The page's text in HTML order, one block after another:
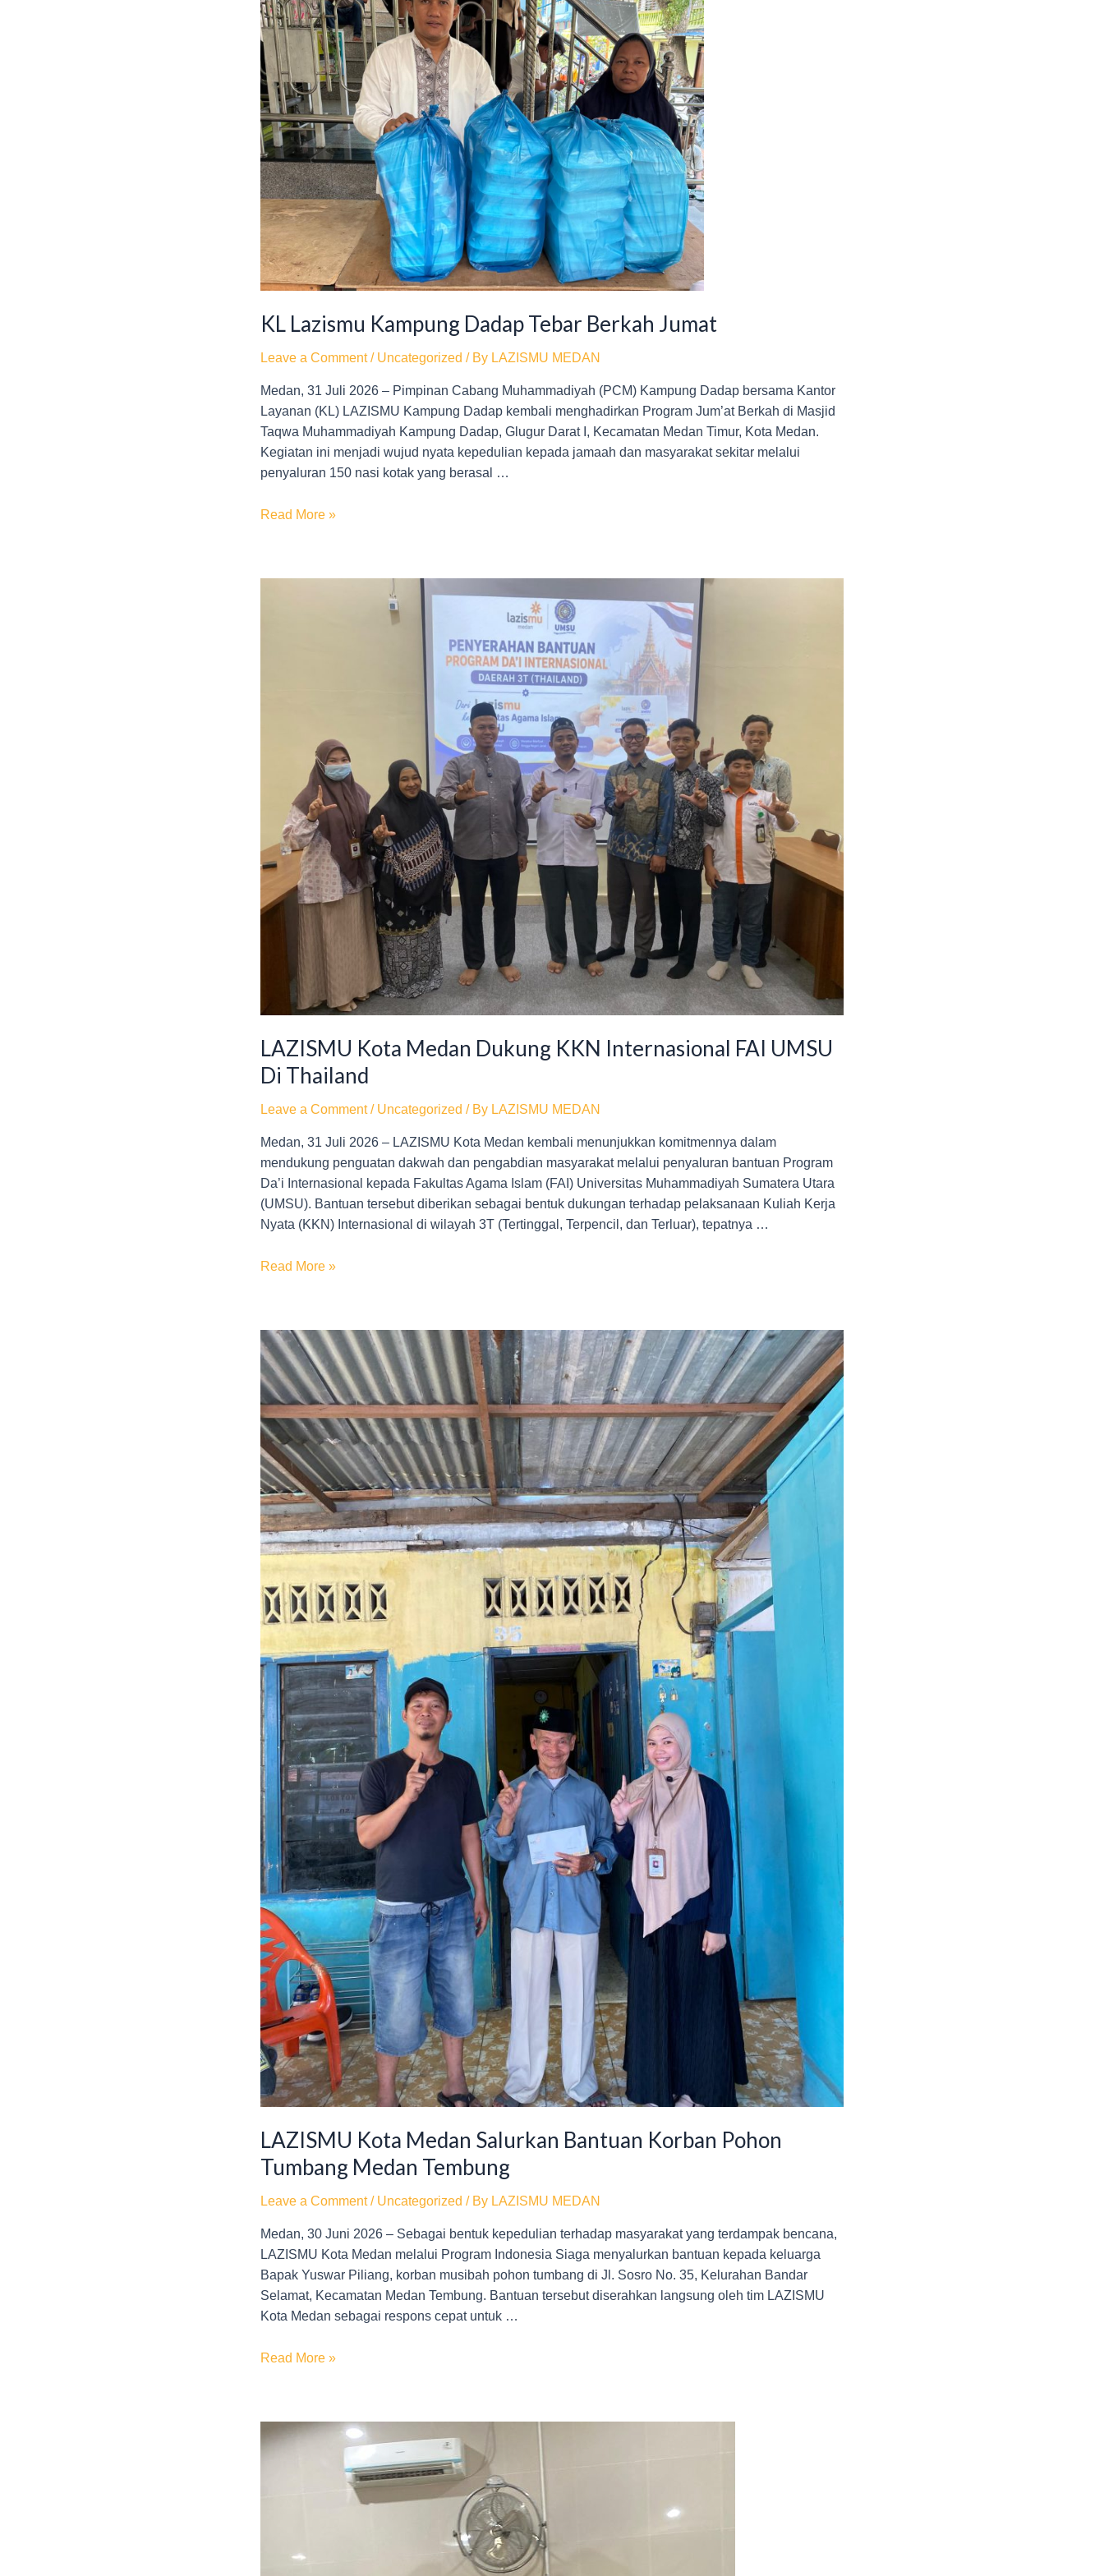
KL Lazismu Kampung Dadap Tebar Berkah Jumat
Leave a Comment / Uncategorized / By LAZISMU MEDAN
Medan, 31 Juli 2026 – Pimpinan Cabang Muhammadiyah (PCM) Kampung Dadap bersama Kantor
Layanan (KL) LAZISMU Kampung Dadap kembali menghadirkan Program Jum’at Berkah di Masjid
Taqwa Muhammadiyah Kampung Dadap, Glugur Darat I, Kecamatan Medan Timur, Kota Medan.
Kegiatan ini menjadi wujud nyata kepedulian kepada jamaah dan masyarakat sekitar melalui
penyaluran 150 nasi kotak yang berasal …
Tebar
Berkah
Jumat
Read More »
LAZISMU Kota Medan Dukung KKN Internasional FAI UMSU
Di Thailand
Leave a Comment / Uncategorized / By LAZISMU MEDAN
Medan, 31 Juli 2026 – LAZISMU Kota Medan kembali menunjukkan komitmennya dalam
mendukung penguatan dakwah dan pengabdian masyarakat melalui penyaluran bantuan Program
Da’i Internasional kepada Fakultas Agama Islam (FAI) Universitas Muhammadiyah Sumatera Utara
(UMSU). Bantuan tersebut diberikan sebagai bentuk dukungan terhadap pelaksanaan Kuliah Kerja
Nyata (KKN) Internasional di wilayah 3T (Tertinggal, Terpencil, dan Terluar), tepatnya …
Thailand
Read More »
LAZISMU Kota Medan Salurkan Bantuan Korban Pohon
Tumbang Medan Tembung
Leave a Comment / Uncategorized / By LAZISMU MEDAN
Medan, 30 Juni 2026 – Sebagai bentuk kepedulian terhadap masyarakat yang terdampak bencana,
LAZISMU Kota Medan melalui Program Indonesia Siaga menyalurkan bantuan kepada keluarga
Bapak Yuswar Piliang, korban musibah pohon tumbang di Jl. Sosro No. 35, Kelurahan Bandar
Selamat, Kecamatan Medan Tembung. Bantuan tersebut diserahkan langsung oleh tim LAZISMU
Kota Medan sebagai respons cepat untuk …
LAZISMU
Kota
Medan
Salurkan
Bantuan
Korban
Pohon
Tumbang
Medan
Tembung
Read More »
LAZISMU
Berkah